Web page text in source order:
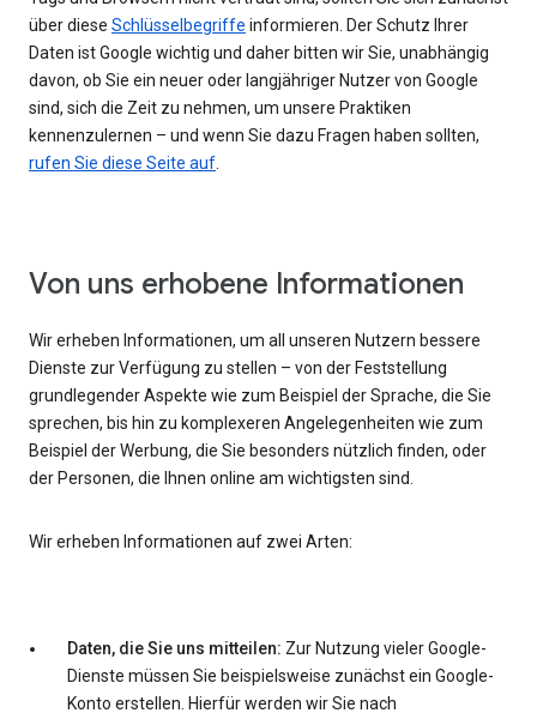
über diese Schlüsselbegriffe informieren. Der Schutz Ihrer
Daten ist Google wichtig und daher bitten wir Sie, unabhängig
davon, ob Sie ein neuer oder langjähriger Nutzer von Google
sind, sich die Zeit zu nehmen, um unsere Praktiken
kennenzulernen – und wenn Sie dazu Fragen haben sollten,
rufen Sie diese Seite auf.
Von uns erhobene Informationen
Wir erheben Informationen, um all unseren Nutzern bessere
Dienste zur Verfügung zu stellen – von der Feststellung
grundlegender Aspekte wie zum Beispiel der Sprache, die Sie
sprechen, bis hin zu komplexeren Angelegenheiten wie zum
Beispiel der Werbung, die Sie besonders nützlich finden, oder
der Personen, die Ihnen online am wichtigsten sind.
Wir erheben Informationen auf zwei Arten:
Daten, die Sie uns mitteilen: Zur Nutzung vieler Google-
Dienste müssen Sie beispielsweise zunächst ein Google-
Konto erstellen. Hierfür werden wir Sie nach